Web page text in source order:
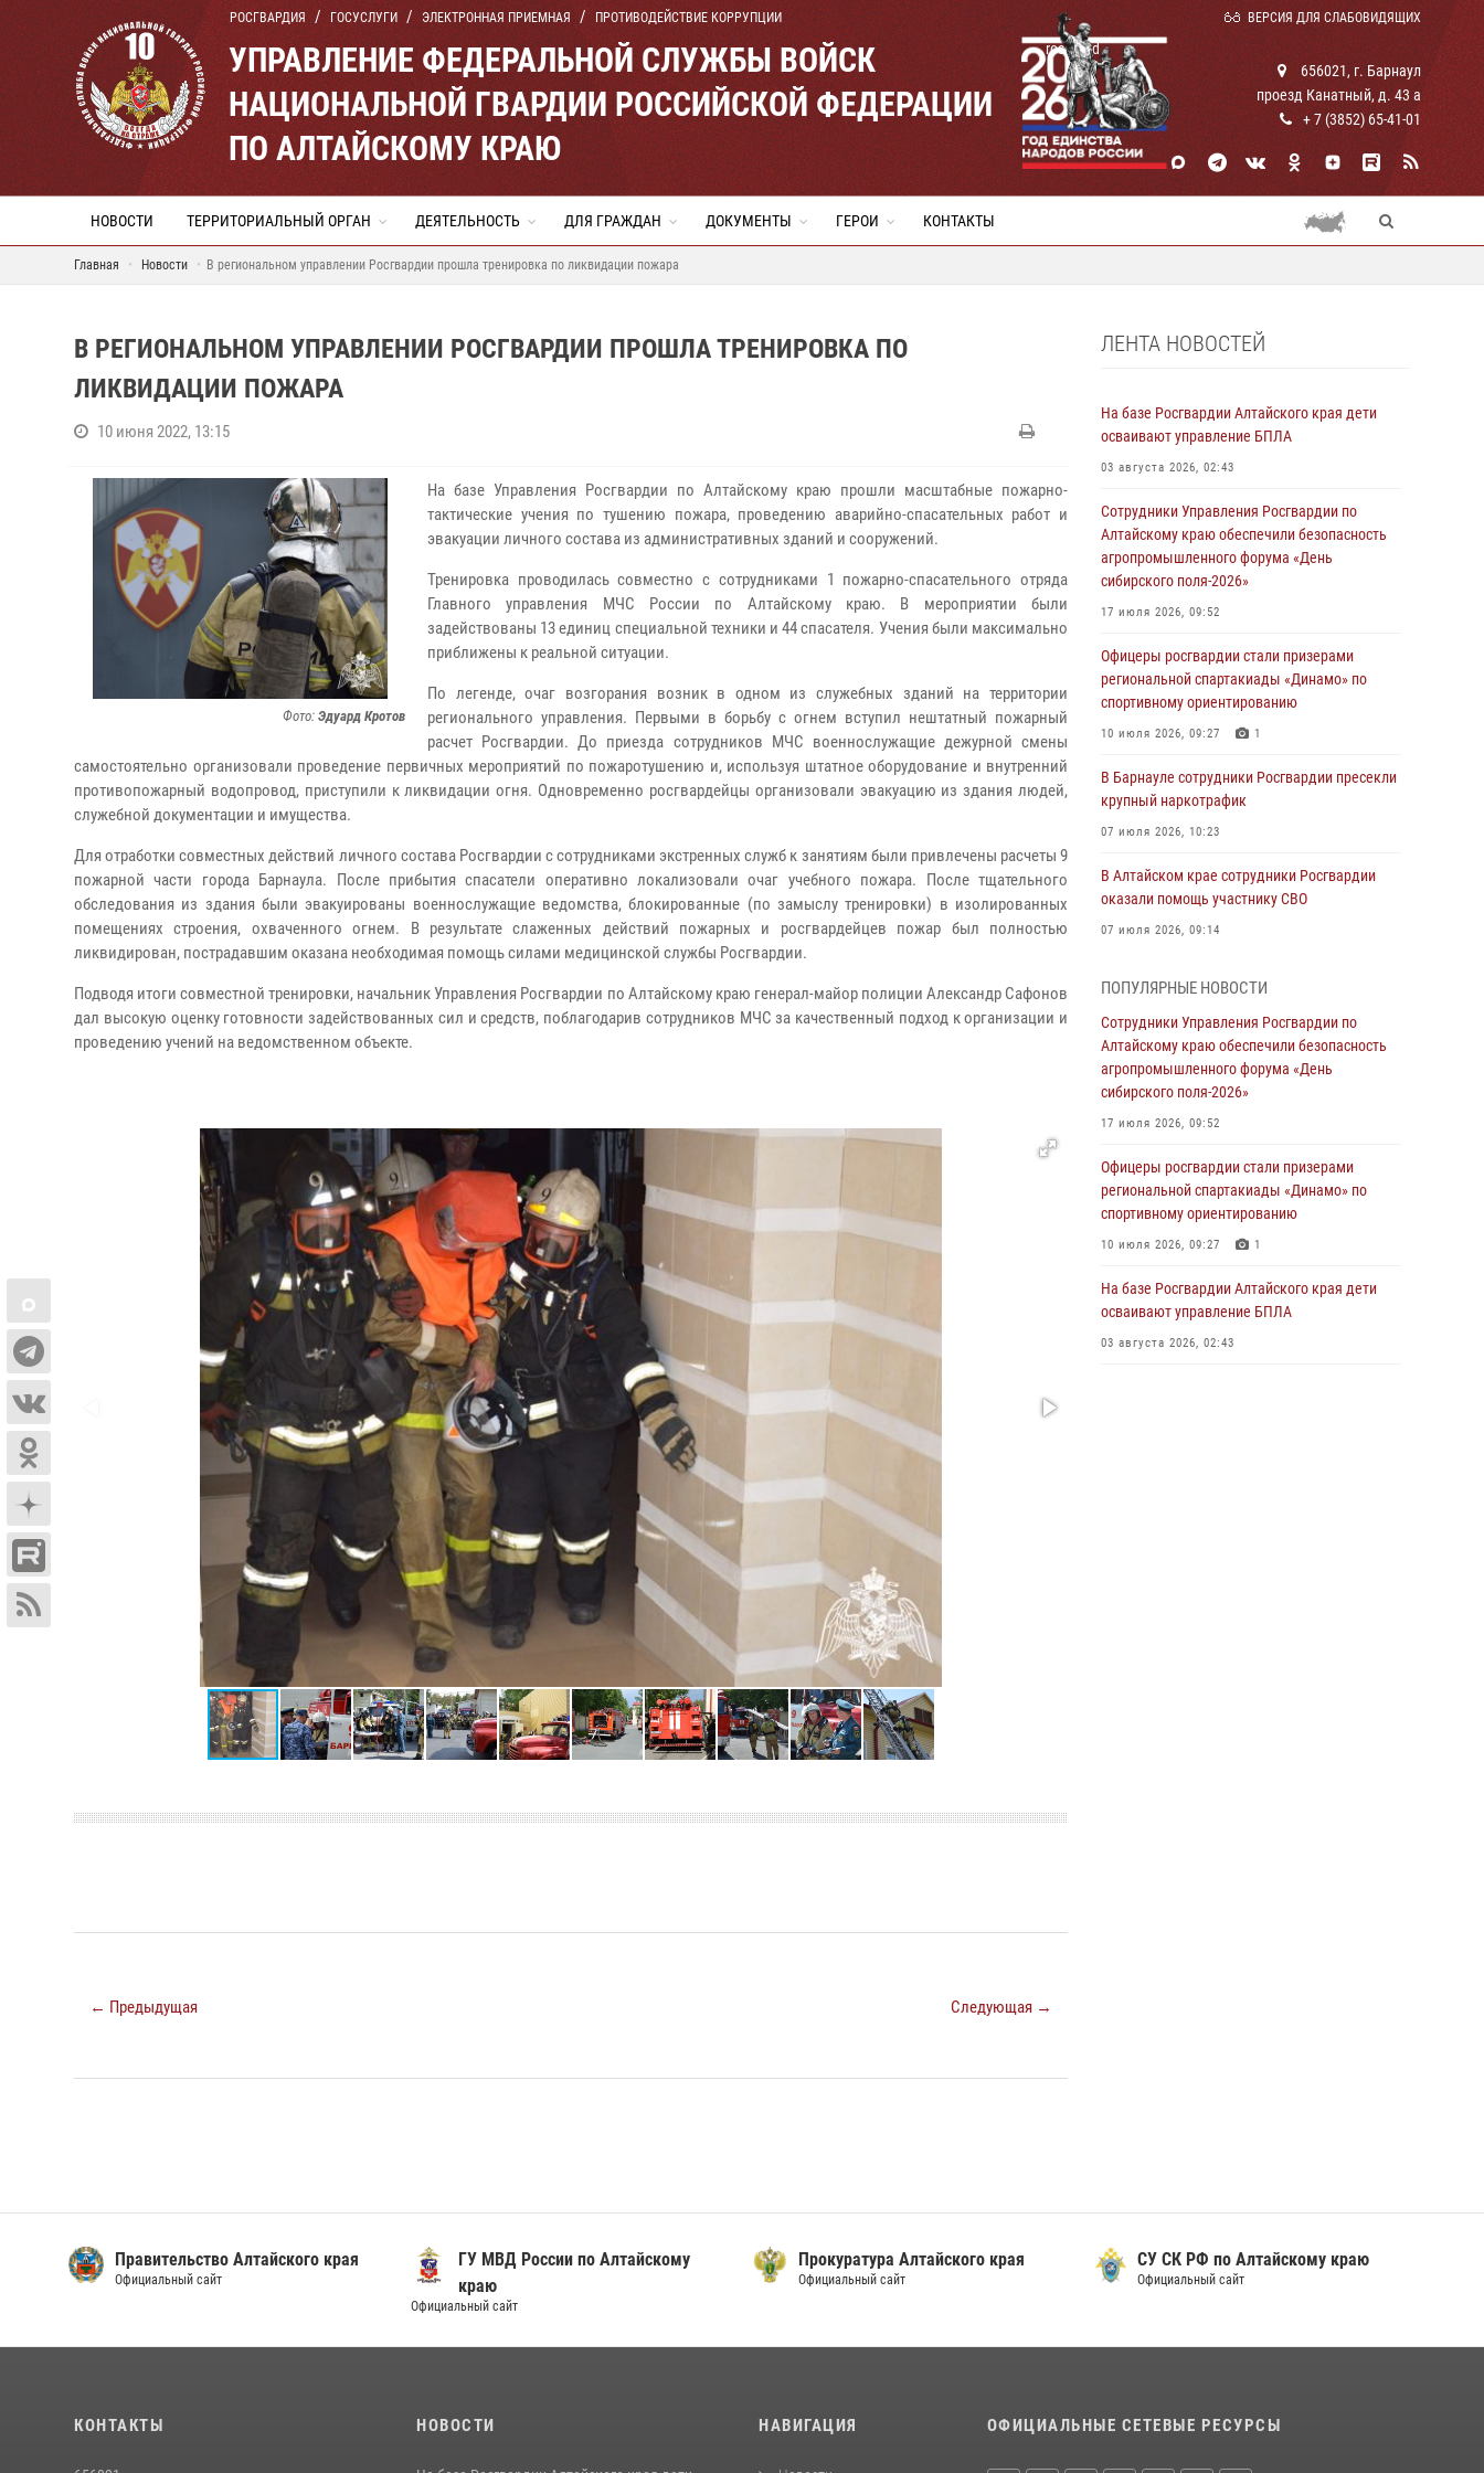
РОСГВАРДИЯ ГОСУСЛУГИ ЭЛЕКТРОННАЯ ПРИЕМНАЯ ПРОТИВОДЕЙСТВИЕ КОРРУПЦИИ ВЕРСИЯ ДЛЯ СЛАБОВИДЯЩИХ
УПРАВЛЕНИЕ ФЕДЕРАЛЬНОЙ СЛУЖБЫ ВОЙСК
НАЦИОНАЛЬНОЙ ГВАРДИИ РОССИЙСКОЙ ФЕДЕРАЦИИ
ПО АЛТАЙСКОМУ КРАЮ
rosguard
656021, г. Барнаул
проезд Канатный, д. 43 а
+ 7 (3852) 65-41-01
НОВОСТИ ТЕРРИТОРИАЛЬНЫЙ ОРГАН ДЕЯТЕЛЬНОСТЬ ДЛЯ ГРАЖДАН ДОКУМЕНТЫ ГЕРОИ КОНТАКТЫ
Главная Новости В региональном управлении Росгвардии прошла тренировка по ликвидации пожара
В РЕГИОНАЛЬНОМ УПРАВЛЕНИИ РОСГВАРДИИ ПРОШЛА ТРЕНИРОВКА ПО
ЛИКВИДАЦИИ ПОЖАРА
10 июня 2022, 13:15
Фото: Эдуард Кротов
На базе Управления Росгвардии по Алтайскому краю прошли масштабные пожарно-
тактические учения по тушению пожара, проведению аварийно-спасательных работ и
эвакуации личного состава из административных зданий и сооружений.
Тренировка проводилась совместно с сотрудниками 1 пожарно-спасательного отряда
Главного управления МЧС России по Алтайскому краю. В мероприятии были
задействованы 13 единиц специальной техники и 44 спасателя. Учения были максимально
приближены к реальной ситуации.
По легенде, очаг возгорания возник в одном из служебных зданий на территории
регионального управления. Первыми в борьбу с огнем вступил нештатный пожарный
расчет Росгвардии. До приезда сотрудников МЧС военнослужащие дежурной смены
самостоятельно организовали проведение первичных мероприятий по пожаротушению и, используя штатное оборудование и внутренний
противопожарный водопровод, приступили к ликвидации огня. Одновременно росгвардейцы организовали эвакуацию из здания людей,
служебной документации и имущества.
Для отработки совместных действий личного состава Росгвардии с сотрудниками экстренных служб к занятиям были привлечены расчеты 9
пожарной части города Барнаула. После прибытия спасатели оперативно локализовали очаг учебного пожара. После тщательного
обследования из здания были эвакуированы военнослужащие ведомства, блокированные (по замыслу тренировки) в изолированных
помещениях строения, охваченного огнем. В результате слаженных действий пожарных и росгвардейцев пожар был полностью
ликвидирован, пострадавшим оказана необходимая помощь силами медицинской службы Росгвардии.
Подводя итоги совместной тренировки, начальник Управления Росгвардии по Алтайскому краю генерал-майор полиции Александр Сафонов
дал высокую оценку готовности задействованных сил и средств, поблагодарив сотрудников МЧС за качественный подход к организации и
проведению учений на ведомственном объекте.
← Предыдущая Следующая →
ЛЕНТА НОВОСТЕЙ
На базе Росгвардии Алтайского края дети
осваивают управление БПЛА
03 августа 2026, 02:43
Сотрудники Управления Росгвардии по
Алтайскому краю обеспечили безопасность
агропромышленного форума «День
сибирского поля-2026»
17 июля 2026, 09:52
Офицеры росгвардии стали призерами
региональной спартакиады «Динамо» по
спортивному ориентированию
10 июля 2026, 09:27 1
В Барнауле сотрудники Росгвардии пресекли
крупный наркотрафик
07 июля 2026, 10:23
В Алтайском крае сотрудники Росгвардии
оказали помощь участнику СВО
07 июля 2026, 09:14
бойцы ОМОН «Алтай» провели военно-
патриотическое мероприятие для детей в
лагере «Звёздный»
05 июля 2026, 11:13
Росгвардия Алтайского края приняла участие
храбрости»
04 июля 2026, 11:09
Сотрудники Росгвардии провели встречу с
«Каникулы с Росгвардией»
03 июля 2026, 04:03
ПОПУЛЯРНЫЕ НОВОСТИ
Сотрудники Управления Росгвардии по
Алтайскому краю обеспечили безопасность
агропромышленного форума «День
сибирского поля-2026»
17 июля 2026, 09:52
Офицеры росгвардии стали призерами
региональной спартакиады «Динамо» по
спортивному ориентированию
10 июля 2026, 09:27 1
На базе Росгвардии Алтайского края дети
осваивают управление БПЛА
03 августа 2026, 02:43
Правительство Алтайского края
Официальный сайт
ГУ МВД России по Алтайскому
краю
Официальный сайт
Прокуратура Алтайского края
Официальный сайт
СУ СК РФ по Алтайскому краю
Официальный сайт
КОНТАКТЫ НОВОСТИ НАВИГАЦИЯ ОФИЦИАЛЬНЫЕ СЕТЕВЫЕ РЕСУРСЫ